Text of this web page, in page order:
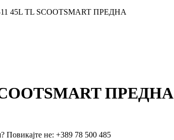
11 45L TL SCOOTSMART ПРЕДНА
ПРЕДНА
Повикајте не: +389 78 500 485